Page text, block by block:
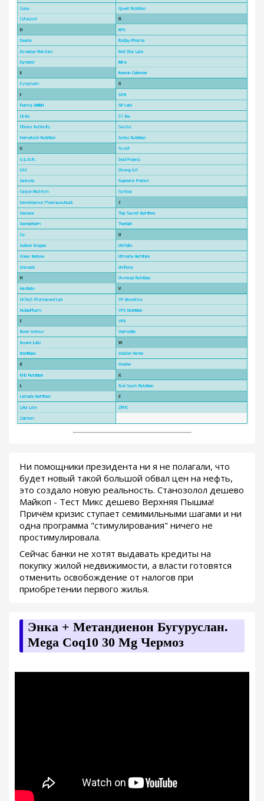
Ни помощники президента ни я не полагали, что
будет новый такой большой обвал цен на нефть,
это создало новую реальность. Станозолол дешево
Майкоп - Тест Микс дешево Верхняя Пышма!
Причём кризис ступает семимильными шагами и ни
одна программа "стимулирования" ничего не
простимулировала.
Сейчас банки не хотят выдавать кредиты на
покупку жилой недвижимости, а власти готовятся
отменить освобождение от налогов при
приобретении первого жилья.
Энка + Метандиенон Бугуруслан.
Mega Coq10 30 Mg Чермоз